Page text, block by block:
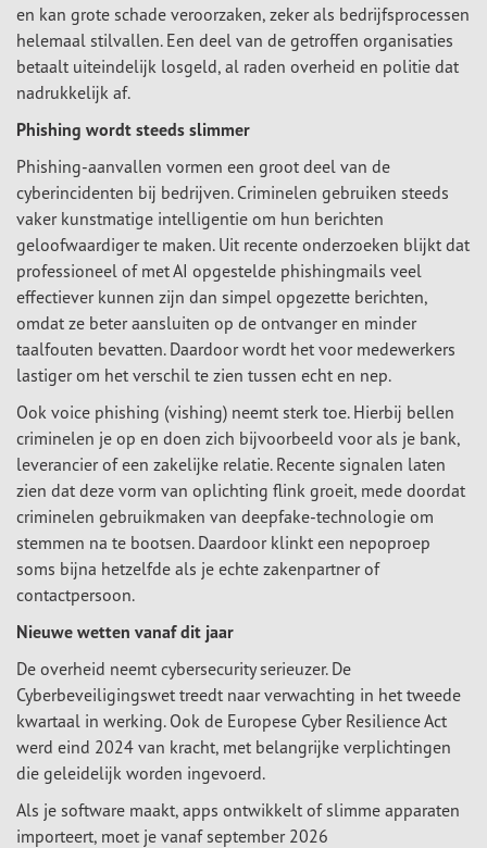
en kan grote schade veroorzaken, zeker als bedrijfsprocessen
helemaal stilvallen. Een deel van de getroffen organisaties
betaalt uiteindelijk losgeld, al raden overheid en politie dat
nadrukkelijk af.
Phishing wordt steeds slimmer
Phishing-aanvallen vormen een groot deel van de
cyberincidenten bij bedrijven. Criminelen gebruiken steeds
vaker kunstmatige intelligentie om hun berichten
geloofwaardiger te maken. Uit recente onderzoeken blijkt dat
professioneel of met AI opgestelde phishingmails veel
effectiever kunnen zijn dan simpel opgezette berichten,
omdat ze beter aansluiten op de ontvanger en minder
taalfouten bevatten. Daardoor wordt het voor medewerkers
lastiger om het verschil te zien tussen echt en nep.
Ook voice phishing (vishing) neemt sterk toe. Hierbij bellen
criminelen je op en doen zich bijvoorbeeld voor als je bank,
leverancier of een zakelijke relatie. Recente signalen laten
zien dat deze vorm van oplichting flink groeit, mede doordat
criminelen gebruikmaken van deepfake-technologie om
stemmen na te bootsen. Daardoor klinkt een nepoproep
soms bijna hetzelfde als je echte zakenpartner of
contactpersoon.
Nieuwe wetten vanaf dit jaar
De overheid neemt cybersecurity serieuzer. De
Cyberbeveiligingswet treedt naar verwachting in het tweede
kwartaal in werking. Ook de Europese Cyber Resilience Act
werd eind 2024 van kracht, met belangrijke verplichtingen
die geleidelijk worden ingevoerd.
Als je software maakt, apps ontwikkelt of slimme apparaten
importeert, moet je vanaf september 2026